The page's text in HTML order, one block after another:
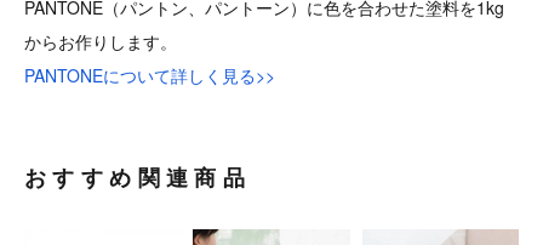
PANTONE（パントン、パントーン）に色を合わせた塗料を1kg
からお作りします。
PANTONEについて詳しく見る>>
おすすめ関連商品